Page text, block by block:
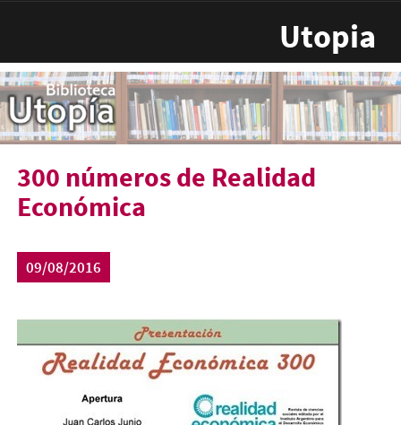
Utopia
300 números de Realidad
Económica
09/08/2016
re300.jpg